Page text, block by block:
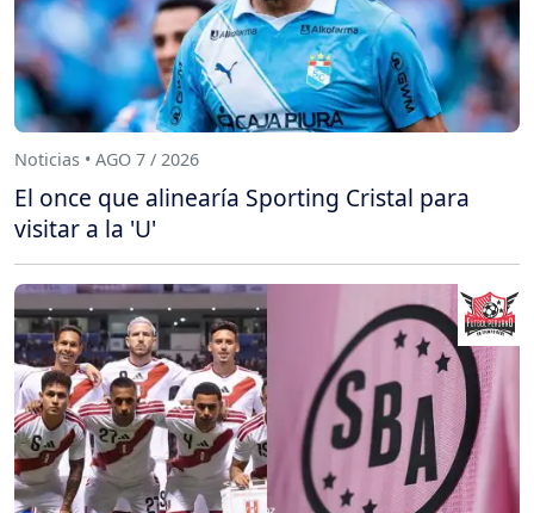
Noticias • AGO 7 / 2026
El once que alinearía Sporting Cristal para
visitar a la 'U'